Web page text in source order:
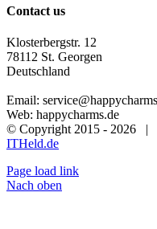
Contact us
Klosterbergstr. 12
78112 St. Georgen
Deutschland
Email:
Web: happycharms.de
© Copyright 2015 - 2026 |
ITHeld.de
Page load link
Nach oben